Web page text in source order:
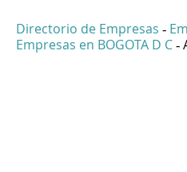
Directorio de Empresas -
Empresas en BOGOTA D C -